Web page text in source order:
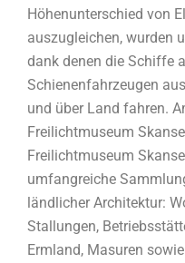
Höhenunterschied von
auszugleichen, wurden
dank denen die Schiffe
Schienenfahrzeugen
und über Land fahren.
Freilichtmuseum
Freilichtmuseum
umfangreiche
ländlicher Architektur:
Stallungen,
Ermland, Masuren